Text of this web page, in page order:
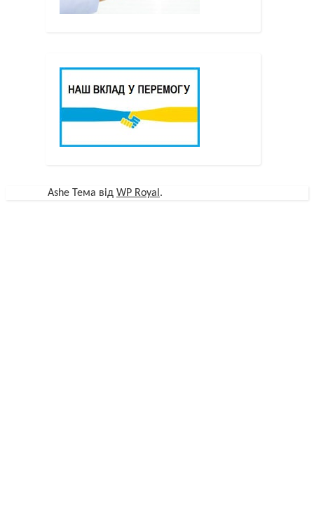
Ashe Тема від WP Royal .